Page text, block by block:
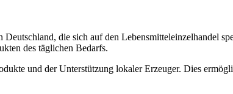
die sich auf den Lebensmitteleinzelhandel
des täglichen Bedarfs.
und der Unterstützung lokaler Erzeuger. Dies